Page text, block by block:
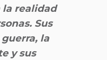
realidad
Sus
la
y sus